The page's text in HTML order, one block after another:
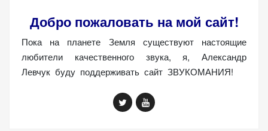
Добро пожаловать на мой сайт!
Пока на планете Земля существуют настоящие
любители качественного звука, я, Александр
Левчук буду поддерживать сайт ЗВУКОМАНИЯ!
Анонимно, без
персональных
данных.